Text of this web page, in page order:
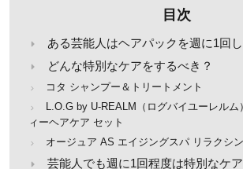
目次
ある芸能人はヘアパックを週に1回
どんな特別なケアをするべき？
コタ シャンプー＆トリートメント
L.O.G by U-REALM（ログバイユーレルム
ィーヘアケア セット
オージュア AS エイジングスパ リラクシ
芸能人でも週に1回程度は特別なケ